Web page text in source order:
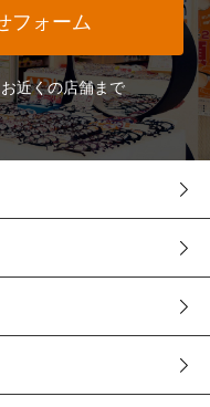
フォーム
近くの店舗まで